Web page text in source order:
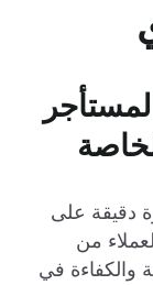
دقيقة على
من
والكفاءة في